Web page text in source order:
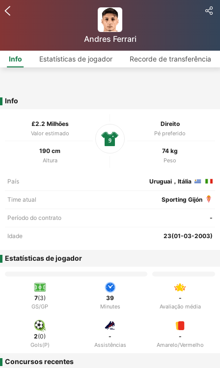
Andres Ferrari
Info Estatísticas de jogador Recorde de transferência
Info
£2.2 Milhões
Valor estimado
Direito
Pé preferido
190 cm
Altura
74 kg
Peso
9
País Uruguai，Itália
Time atual Sporting Gijón
Período do contrato -
Idade 23(01-03-2003)
Estatísticas de jogador
7(3)
GS/GP
39
Minutes
-
Avaliação média
2(0)
Gols(P)
-
Assistências
-
Amarelo/Vermelho
Concursos recentes